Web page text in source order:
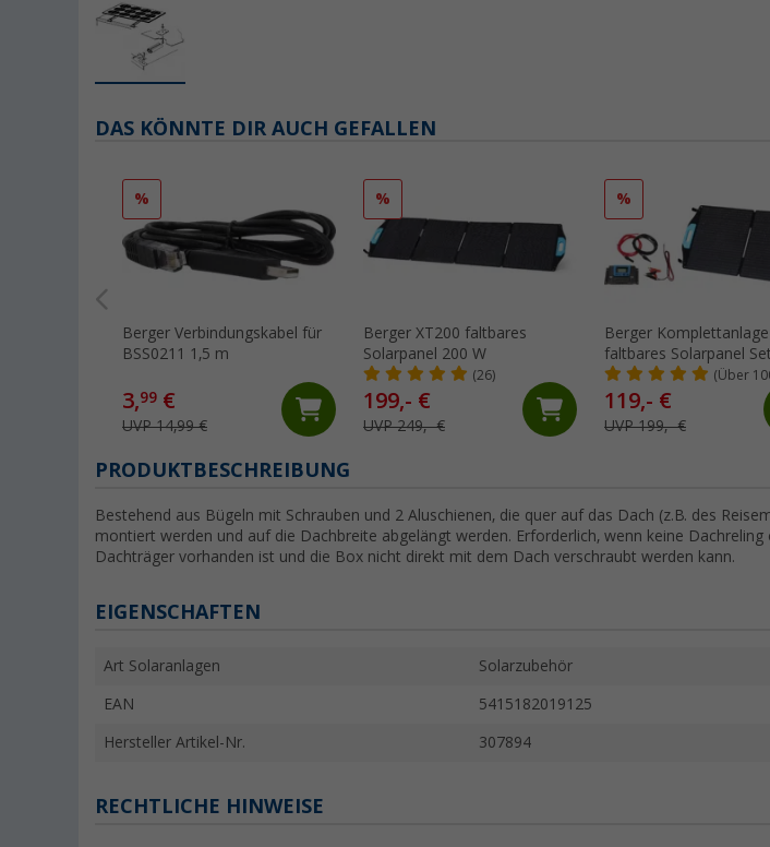
DAS KÖNNTE DIR AUCH GEFALLEN
%
Berger Verbindungskabel für
BSS0211 1,5 m
3,99 €
UVP 14,99 €
%
Berger XT200 faltbares
Solarpanel 200 W
(26)
199,- €
UVP 249,- €
%
Berger Komplettanlage
faltbares Solarpanel
W inkl. Laderegler(Über
119,- €
UVP 199,- €
PRODUKTBESCHREIBUNG
Bestehend aus Bügeln mit Schrauben und 2 Aluschienen, die quer auf das Dach (z.B. des
montiert werden und auf die Dachbreite abgelängt werden. Erforderlich, wenn keine Dachreling
Dachträger vorhanden ist und die Box nicht direkt mit dem Dach verschraubt werden kann.
EIGENSCHAFTEN
Art Solaranlagen Solarzubehör
EAN 5415182019125
Hersteller Artikel-Nr. 307894
RECHTLICHE HINWEISE